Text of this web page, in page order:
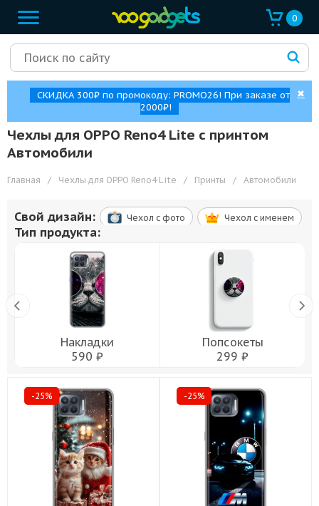
0
СКИДКА 300₽ по промокоду: PROMO26! При заказе от
2000₽!
✖
Чехлы для OPPO Reno4 Lite с принтом
Автомобили
Главная / Чехлы для OPPO Reno4 Lite / Принты / Автомобили
Свой дизайн: Чехол c фото Чехол c именем
Тип продукта:
Накладки
590 ₽
Попсокеты
299 ₽
-25% -25%